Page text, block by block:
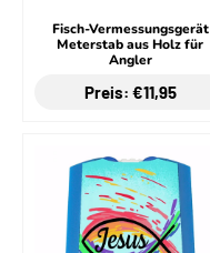
Fisch-Vermessungsgerät
Meterstab aus Holz für
Angler
Preis: €11,95